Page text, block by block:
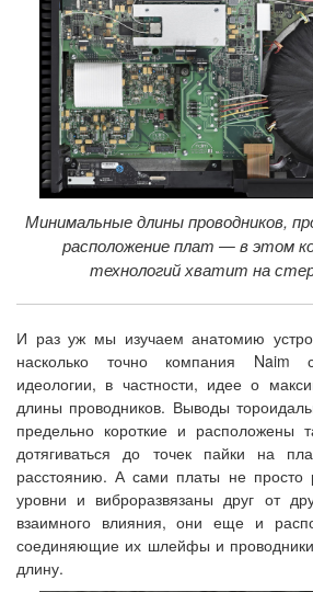
Минимальные длины проводников,
расположение плат — в этом
технологий хватит на
И раз уж мы изучаем анатомию
насколько точно компания Naim
идеологии, в частности, идее о
длины проводников. Выводы
предельно короткие и расположены
дотягиваться до точек пайки на
расстоянию. А сами платы не просто
уровни и виброразвязаны друг от
взаимного влияния, они еще и
соединяющие их шлейфы и
длину.